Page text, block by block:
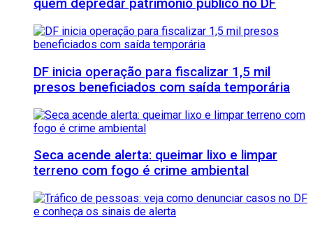
quem depredar patrimônio público no DF
DF inicia operação para fiscalizar 1,5 mil
presos beneficiados com saída temporária
Seca acende alerta: queimar lixo e limpar
terreno com fogo é crime ambiental